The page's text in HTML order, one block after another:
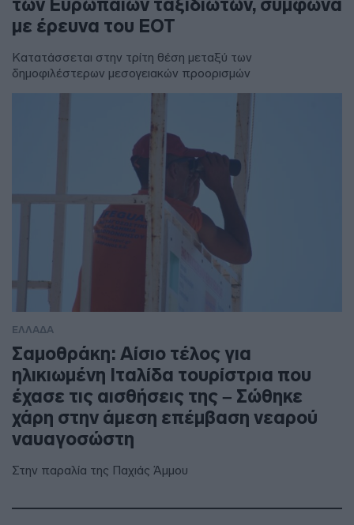
των Ευρωπαίων ταξιδιωτών, σύμφωνα
με έρευνα του ΕΟΤ
Κατατάσσεται στην τρίτη θέση μεταξύ των
δημοφιλέστερων μεσογειακών προορισμών
ΕΛΛΑΔΑ
Σαμοθράκη: Αίσιο τέλος για
ηλικιωμένη Ιταλίδα τουρίστρια που
έχασε τις αισθήσεις της – Σώθηκε
χάρη στην άμεση επέμβαση νεαρού
ναυαγοσώστη
Στην παραλία της Παχιάς Άμμου